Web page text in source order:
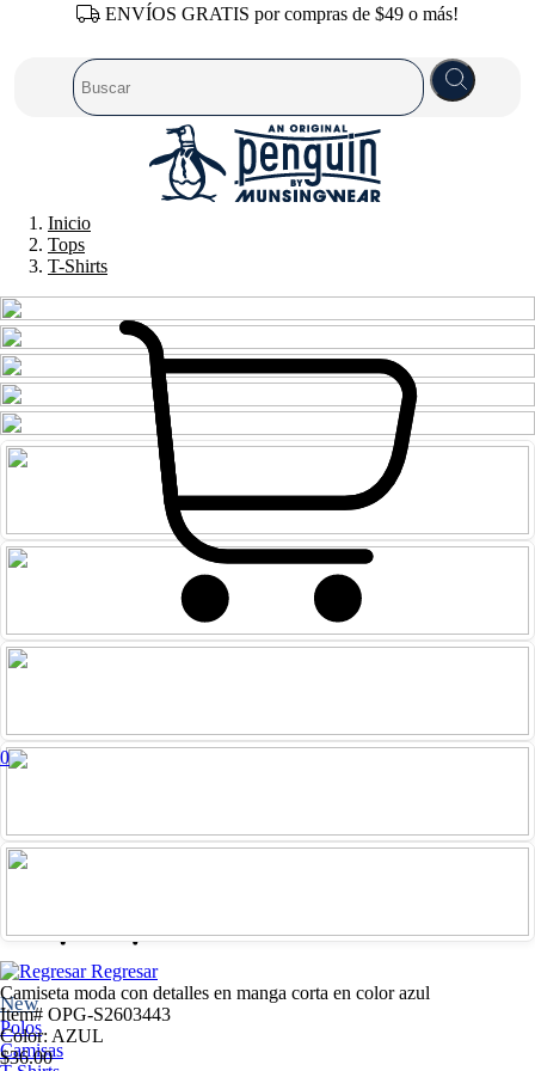
ENVÍOS GRATIS por compras de $49 o más!
0
New
Polos
Camisas
Inicio
Tops
T-Shirts
Regresar
Camiseta moda con detalles en manga corta en color azul
Item# OPG-S2603443
Color: AZUL
$36.00